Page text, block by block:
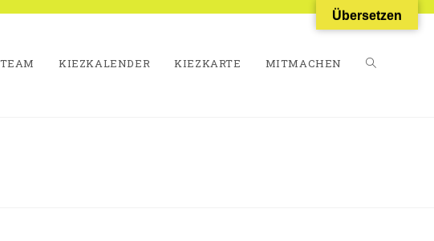
TEAM KIEZKALENDER KIEZKARTE MITMACHEN WEBSITE-
Übersetzen